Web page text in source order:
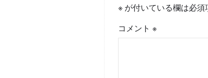
※ が付いている欄は必須
コメント※